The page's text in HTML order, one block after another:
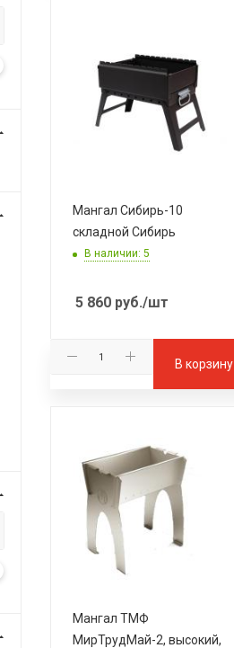
Мангал Сибирь-10
складной Сибирь
В наличии: 5
5 860 руб./шт
В корзину
Мангал ТМФ
МирТрудМай-2, высокий,